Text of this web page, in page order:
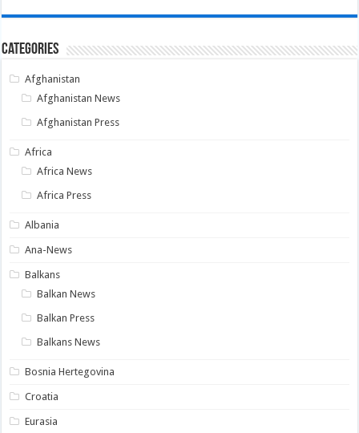
Categories
Afghanistan
Afghanistan News
Afghanistan Press
Africa
Africa News
Africa Press
Albania
Ana-News
Balkans
Balkan News
Balkan Press
Balkans News
Bosnia Hertegovina
Croatia
Eurasia